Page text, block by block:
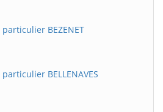
BEZENET
BELLENAVES